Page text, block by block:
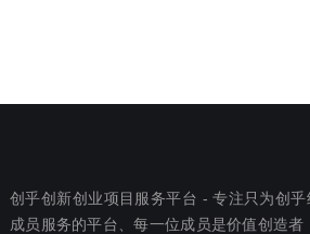
创乎创新创业项目服务平台 - 专注只为创乎
成员服务的平台、每一位成员是价值创造者